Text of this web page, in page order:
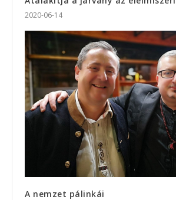
2020-06-14
A nemzet pálinkái